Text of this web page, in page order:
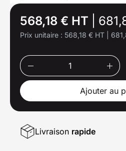
568,18 € HT
Prix unitaire : 568,18 € HT
Ajouter au
Livraison rapide